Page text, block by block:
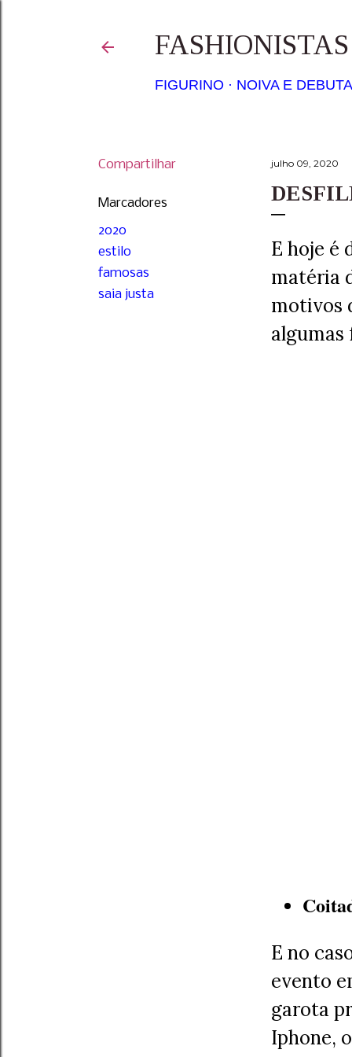
FIGURINO NOIVA E
Compartilhar
Marcadores
2020
estilo
famosas
saia justa
julho 09, 2020
E hoje é
matéria
motivos
algumas
E no
evento
garota
Iphone,